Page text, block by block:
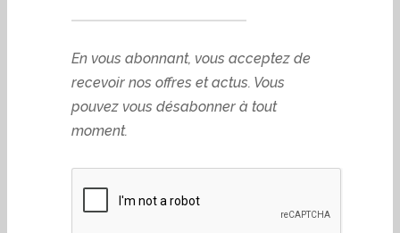
En vous abonnant, vous acceptez de
recevoir nos offres et actus. Vous
pouvez vous désabonner à tout
N° de commande
E-mail de facturation